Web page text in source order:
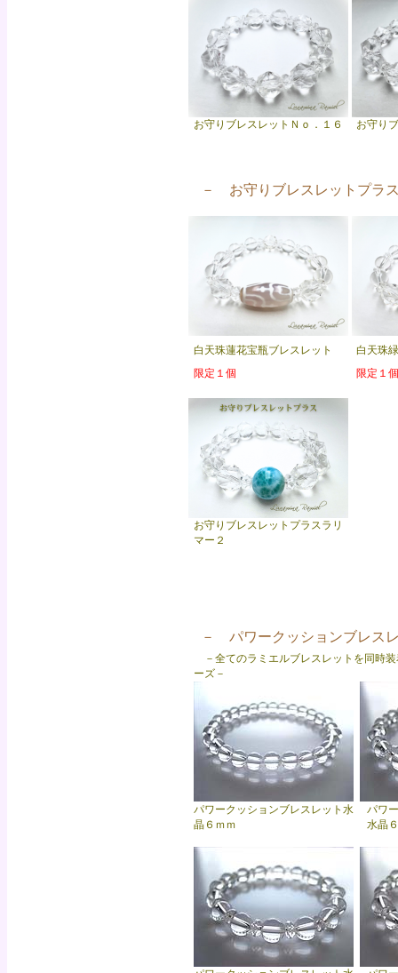
お守りブレスレットＮｏ．１６ お守り
－ お守りブレスレットプラ
白天珠蓮花宝瓶ブレスレット
白天珠
限定１個
限定１個
お守りブレスレットプラスラリ
マー２
－ パワークッションブレス
－全てのラミエルブレスレットを同時
ーズ－
パワークッションブレスレット水
晶６ｍｍ
パワ
水晶